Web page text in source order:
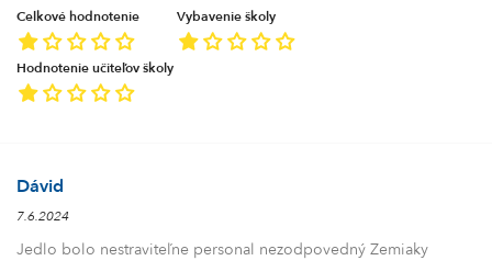
Celkové hodnotenie Vybavenie školy
Hodnotenie učiteľov školy
Dávid
7.6.2024
Jedlo bolo nestraviteľne personal nezodpovedný Zemiaky